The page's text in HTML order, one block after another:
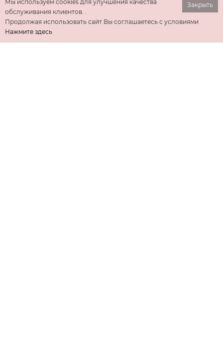
Закрыть
Мы используем cookies для улучшения качества
обслуживания клиентов. .
Продолжая использовать сайт Вы соглашаетесь с условиями
Нажмите здесь